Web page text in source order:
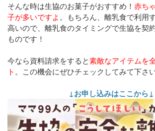
そんな時は生協のお菓子がおすすめ！ 赤ち
子が多いですよ 。もちろん、離乳食で利用
高いので、離乳食のタイミングで生協を契
ものです！
今なら資料請求をすると素敵なアイテムを
ト 。 この機会にぜひチェックしてみて下さい
↓お申し込みはここから↓